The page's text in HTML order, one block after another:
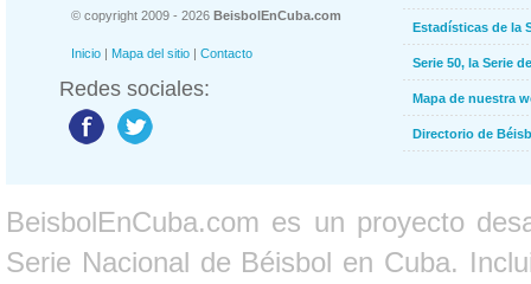
© copyright 2009 - 2026 BeisbolEnCuba.com
Inicio | Mapa del sitio | Contacto
Redes sociales:
Estadísticas de la
Serie 50, la Serie
Mapa de nuestra
Directorio de
BeisbolEnCuba.com es un proyecto
Serie Nacional de Béisbol en Cuba.